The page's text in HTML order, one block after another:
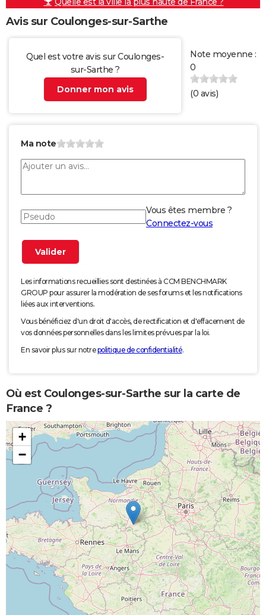
Avis sur Coulonges-sur-Sarthe
Quel est votre avis sur Coulonges-
sur-Sarthe ?
Donner mon avis
Note moyenne :
0
(0 avis)
Ma note
Vous êtes membre ?
Connectez-vous
Les informations recueillies sont destinées à CCM BENCHMARK
GROUP pour assurer la modération de ses forums et les notifications
liées aux interventions.
Vous bénéficiez d'un droit d'accès, de rectification et d'effacement de
vos données personnelles dans les limites prévues par la loi.
En savoir plus sur notrepolitique de confidentialité.
Où est Coulonges-sur-Sarthe sur la carte de
France ?
+
−